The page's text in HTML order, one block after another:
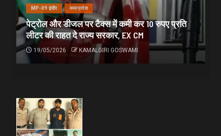
MP-09 इंदौर मध्यप्रदेश
पेट्रोल और डीजल पर टैक्स में कमी कर 10 रुपए प्रति
लीटर की राहत दे राज्य सरकार, EX CM
19/05/2026 KAMALGIRI GOSWAMI